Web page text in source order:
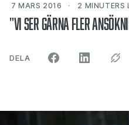
7 MARS 2016 2 MINUTERS
"Vi ser gärna fler
DELA ARTIKELN PÅ SOCIALA